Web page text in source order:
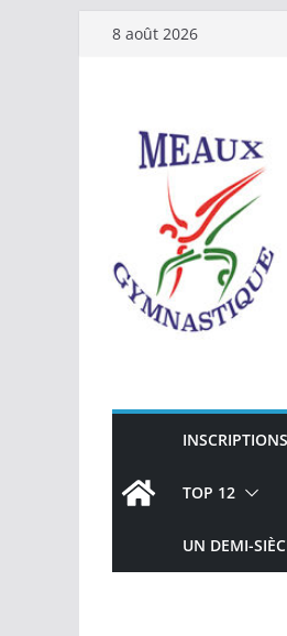
Passer8 août 2026
TOP 12
UN DEMI-